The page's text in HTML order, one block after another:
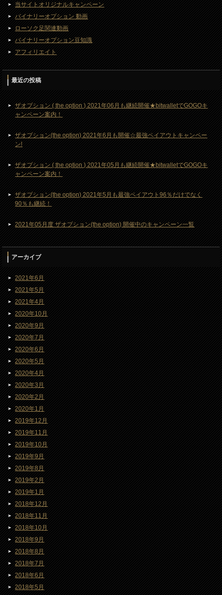
当サイトオリジナルキャンペーン
バイナリーオプション 動画
ローソク足関連動画
バイナリーオプション豆知識
アフィリエイト
最近の投稿
ザオプション ( the option ) 2021年06月も継続開催★bitwalletでGOGOキ
ャンペーン案内！
ザオプション(the option) 2021年6月も開催☆最強ペイアウトキャンペー
ン!
ザオプション ( the option ) 2021年05月も継続開催★bitwalletでGOGOキ
ャンペーン案内！
ザオプション(the option) 2021年5月も最強ペイアウト96％だけでなく
90％も継続！
2021年05月度 ザオプション(the option) 開催中のキャンペーン一覧
アーカイブ
2021年6月
2021年5月
2021年4月
2020年10月
2020年9月
2020年7月
2020年6月
2020年5月
2020年4月
2020年3月
2020年2月
2020年1月
2019年12月
2019年11月
2019年10月
2019年9月
2019年8月
2019年2月
2019年1月
2018年12月
2018年11月
2018年10月
2018年9月
2018年8月
2018年7月
2018年6月
2018年5月